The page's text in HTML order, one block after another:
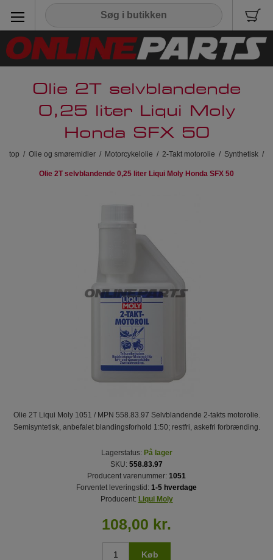
Olie 2T selvblandende
0,25 liter Liqui Moly
Honda SFX 50
top / Olie og smøremidler / Motorcykelolie / 2-Takt motorolie / Synthetisk /
Olie 2T selvblandende 0,25 liter Liqui Moly Honda SFX 50
Olie 2T Liqui Moly 1051 / MPN 558.83.97 Selvblandende 2-takts motorolie.
Semisyntetisk, anbefalet blandingsforhold 1:50; restfri, askefri forbrænding.
Lagerstatus: På lager
SKU: 558.83.97
Producent varenummer: 1051
Forventet leveringstid: 1-5 hverdage
Producent: Liqui Moly
108,00 kr.
Køb